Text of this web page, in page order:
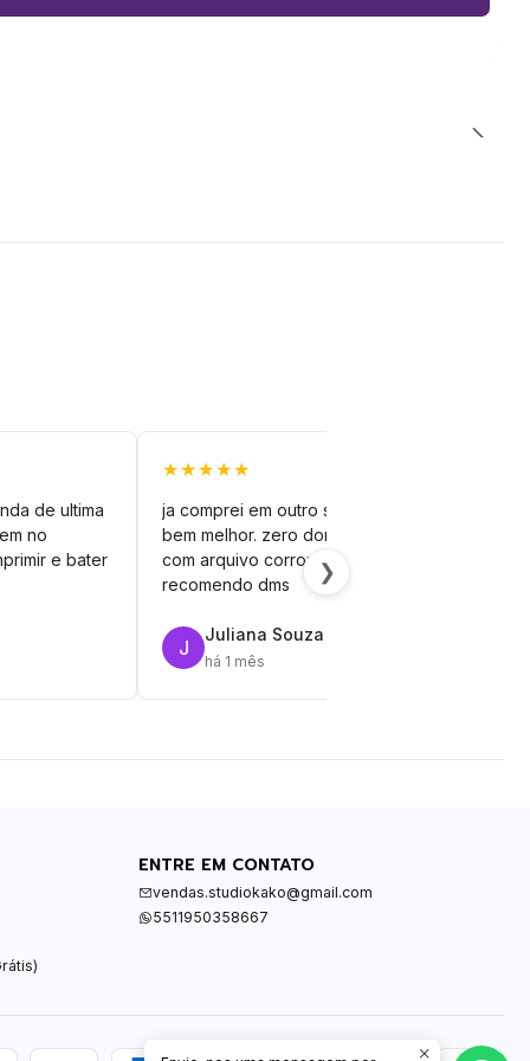
de ultima
no
e bater
★★★★★
ja comprei em outro site mas esse é
bem melhor. zero dor de cabeça
com arquivo corrompido.
recomendo dms
J
Juliana Souza
há 1 mês
❯
ENTRE EM CONTATO
vendas.studiokako@gmail.com
5511950358667